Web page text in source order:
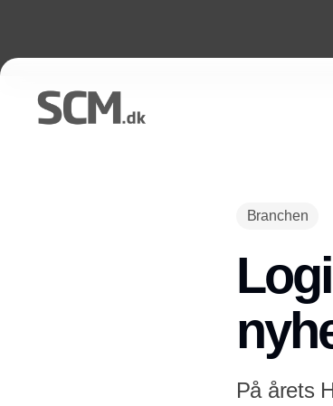
Branchen
På årets